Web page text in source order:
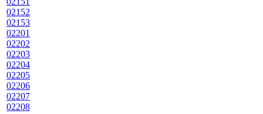
02152
02153
02201
02202
02203
02204
02205
02206
02207
02208